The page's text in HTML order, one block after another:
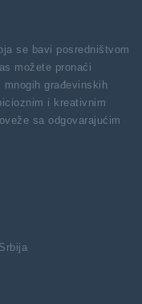
se bavi posredništvom
možete pronaći
građevinskih
i kreativnim
sa odgovarajućim